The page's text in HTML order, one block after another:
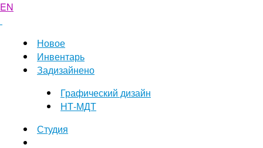
EN
Новое
Инвентарь
Задизайнено
Графический дизайн
НТ-МДТ
Студия